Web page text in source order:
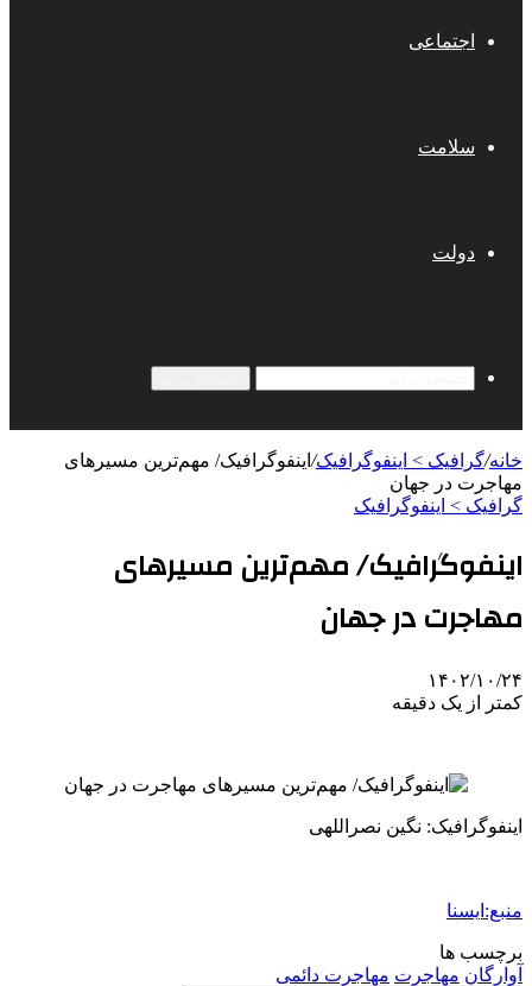
اجتماعی
سلامت
دولت
خانه/گرافیک > اینفوگرافیک/ اینفوگرافیک/ مهم‌ترین مسیرهای
مهاجرت در جهان
گرافیک > اینفوگرافیک
اینفوگرافیک/ مهم‌ترین مسیرهای
مهاجرت در جهان
۱۴۰۲/۱۰/۲۴
کمتر از یک دقیقه
اینفوگرافیک: نگین نصراللهی
منبع:ایسنا
برچسب ها
آوارگان مهاجرت مهاجرت دائمی